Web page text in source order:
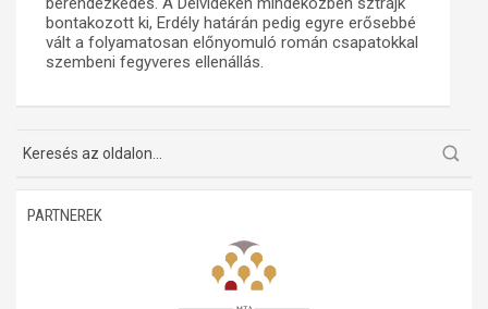
A trianoni szerződés
Műhelymunkák
bontakozott ki, Erdély határán pedig egyre erősebbé
vált a folyamatosan előnyomuló román csapatokkal
szembeni fegyveres ellenállás.
PARTNEREK